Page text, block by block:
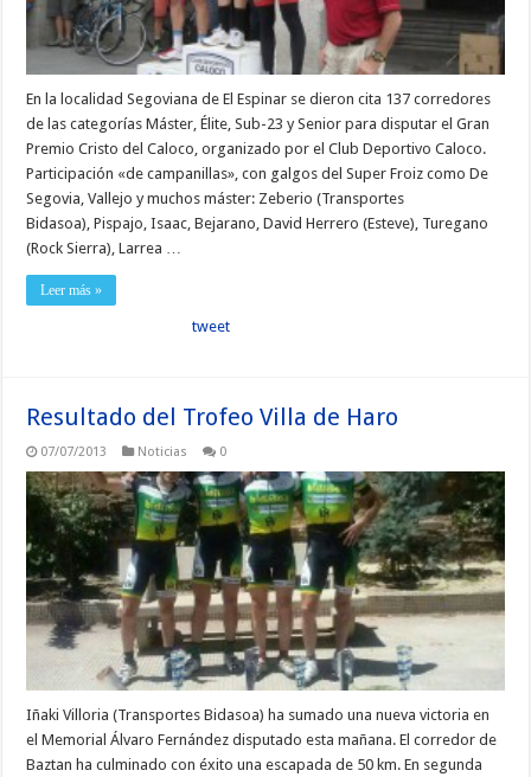
En la localidad Segoviana de El Espinar se dieron cita 137 corredores
de las categorías Máster, Élite, Sub-23 y Senior para disputar el Gran
Premio Cristo del Caloco, organizado por el Club Deportivo Caloco.
Participación «de campanillas», con galgos del Super Froiz como De
Segovia, Vallejo y muchos máster: Zeberio (Transportes
Bidasoa), Pispajo, Isaac, Bejarano, David Herrero (Esteve), Turegano
(Rock Sierra), Larrea …
Leer más »
tweet
Resultado del Trofeo Villa de Haro
07/07/2013 Noticias 0
Iñaki Villoria (Transportes Bidasoa) ha sumado una nueva victoria en
el Memorial Álvaro Fernández disputado esta mañana. El corredor de
Baztan ha culminado con éxito una escapada de 50 km. En segunda